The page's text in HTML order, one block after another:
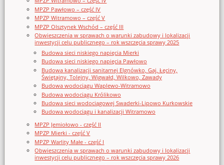
MPZP Pawłowo – część IV
MPZP Witramowo – część V
MPZP Olsztynek Wschód – część III
Obwieszczenia w sprawach o warunki zabudowy i lokalizacji
inwestycji celu publicznego – rok wszczęcia sprawy 2025
Budowa sieci niskiego napięcia Mierki
Budowa sieci niskiego napięcia Pawłowo
Budowa kanalizacji sanitarnej Elgnówko, Gaj, Łęciny,
Świętajny, Tolejny, Wigwałd, Wilkowo, Zawady
Budowa wodociągu Waplewo-Witramowo
Budowa wodociągu Królikowo
Budowa sieci wodociągowej Swaderki-Lipowo Kurkowskie
Budowa wodociągu i kanalizacji Witramowo
MPZP Jemiołowo - część II
MPZP Mierki - część V
MPZP Warlity Małe - część I
Obwieszczenia w sprawach o warunki zabudowy i lokalizacji
inwestycji celu publicznego – rok wszczęcia sprawy 2026